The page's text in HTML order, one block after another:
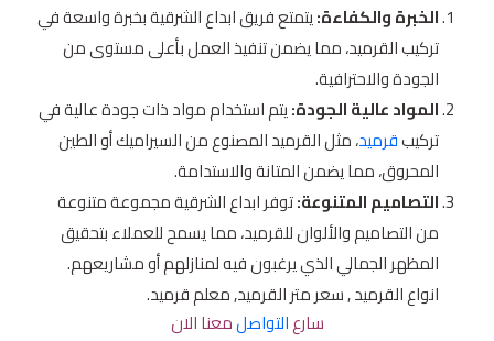
الخبرة والكفاءة:يتمتع فريق ابداع الشرقية بخبرة واسعة في
تركيب القرميد، مما يضمن تنفيذ العمل بأعلى مستوى من
الجودة والاحترافية.
المواد عالية الجودة:يتم استخدام مواد ذات جودة عالية في
تركيبقرميد، مثل القرميد المصنوع من السيراميك أو الطين
المحروق، مما يضمن المتانة والاستدامة.
التصاميم المتنوعة:توفر ابداع الشرقية مجموعة متنوعة
من التصاميم والألوان للقرميد، مما يسمح للعملاء بتحقيق
المظهر الجمالي الذي يرغبون فيه لمنازلهم أو مشاريعهم.
انواع القرميد , سعر متر القرميد, معلم قرميد.
سارعالتواصلمعنا الان